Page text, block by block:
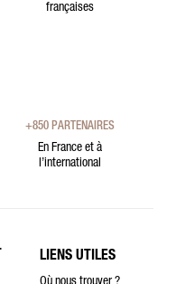
françaises
+850 PARTENAIRES
En France et à
l’international
LIENS UTILES